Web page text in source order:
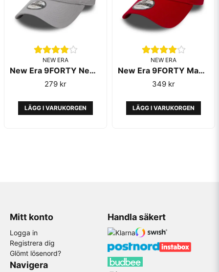
NEW ERA
New Era 9FORTY New York Yankees Child Grey
279 kr
LÄGG I VARUKORGEN
NEW ERA
New Era 9FORTY Manchester United Red
349 kr
LÄGG I VARUKORGEN
Mitt konto
Logga in
Registrera dig
Glömt lösenord?
Navigera
Handla säkert